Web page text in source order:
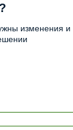
изменения и